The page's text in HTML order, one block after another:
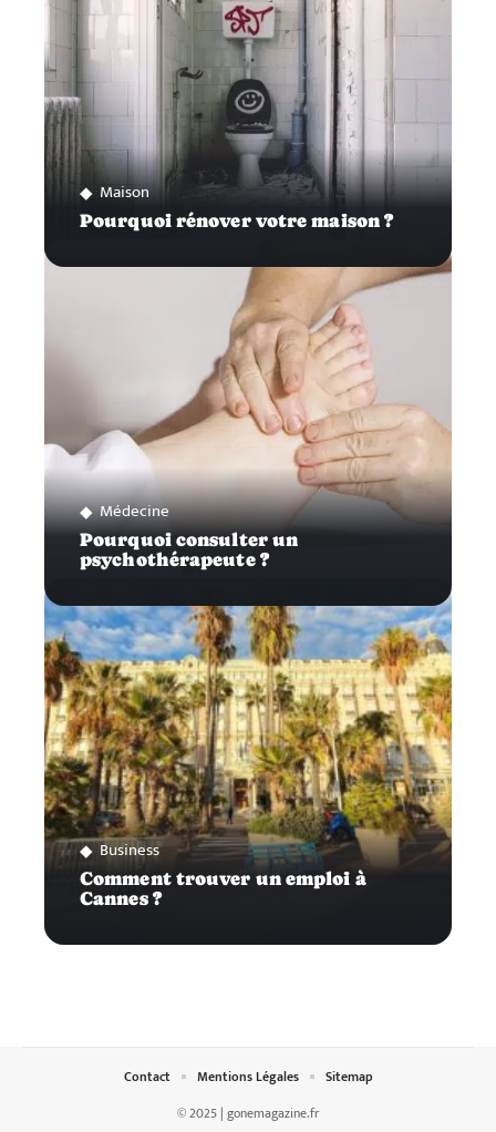
Maison
Pourquoi rénover votre maison ?
Médecine
Pourquoi consulter un
psychothérapeute ?
Business
Comment trouver un emploi à
Cannes ?
© 2025 | gonemagazine.fr
Contact Mentions Légales Sitemap